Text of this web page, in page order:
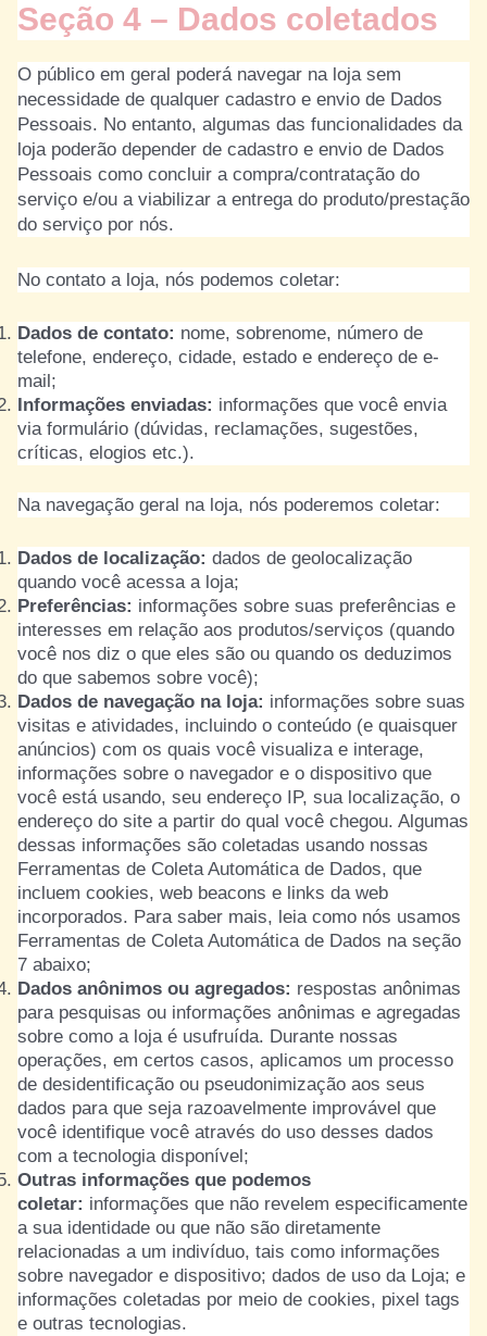
Seção 4 – Dados coletados
O público em geral poderá navegar na loja sem
necessidade de qualquer cadastro e envio de Dados
Pessoais. No entanto, algumas das funcionalidades da
loja poderão depender de cadastro e envio de Dados
Pessoais como concluir a compra/contratação do
serviço e/ou a viabilizar a entrega do produto/prestação
do serviço por nós.
No contato a loja, nós podemos coletar:
Dados de contato: nome, sobrenome, número de
telefone, endereço, cidade, estado e endereço de e-
mail;
Informações enviadas: informações que você envia
via formulário (dúvidas, reclamações, sugestões,
críticas, elogios etc.).
Na navegação geral na loja, nós poderemos coletar:
Dados de localização: dados de geolocalização
quando você acessa a loja;
Preferências: informações sobre suas preferências e
interesses em relação aos produtos/serviços (quando
você nos diz o que eles são ou quando os deduzimos
do que sabemos sobre você);
Dados de navegação na loja: informações sobre suas
visitas e atividades, incluindo o conteúdo (e quaisquer
anúncios) com os quais você visualiza e interage,
informações sobre o navegador e o dispositivo que
você está usando, seu endereço IP, sua localização, o
endereço do site a partir do qual você chegou. Algumas
dessas informações são coletadas usando nossas
Ferramentas de Coleta Automática de Dados, que
incluem cookies, web beacons e links da web
incorporados. Para saber mais, leia como nós usamos
Ferramentas de Coleta Automática de Dados na seção
7 abaixo;
Dados anônimos ou agregados: respostas anônimas
para pesquisas ou informações anônimas e agregadas
sobre como a loja é usufruída. Durante nossas
operações, em certos casos, aplicamos um processo
de desidentificação ou pseudonimização aos seus
dados para que seja razoavelmente improvável que
você identifique você através do uso desses dados
com a tecnologia disponível;
Outras informações que podemos
coletar: informações que não revelem especificamente
a sua identidade ou que não são diretamente
relacionadas a um indivíduo, tais como informações
sobre navegador e dispositivo; dados de uso da Loja; e
informações coletadas por meio de cookies, pixel tags
e outras tecnologias.